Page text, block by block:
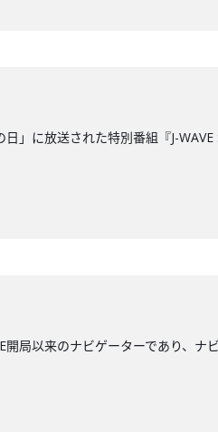
」に放送された特別番組『J-WAVE
局以来のナビゲーターであり、ナ